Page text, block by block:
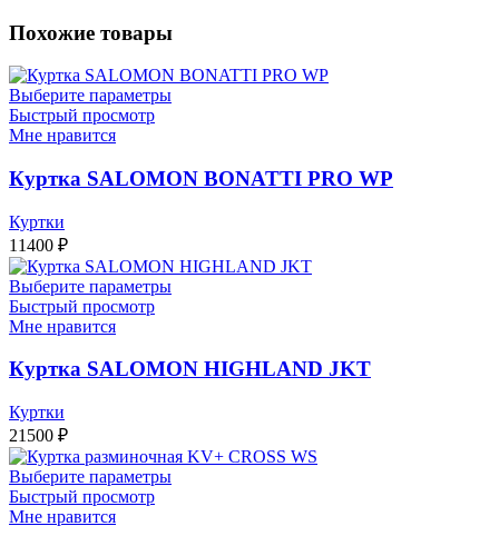
Похожие товары
Выберите параметры
Быстрый просмотр
Мне нравится
Куртка SALOMON BONATTI PRO WP
Куртки
11400 ₽
Выберите параметры
Быстрый просмотр
Мне нравится
Куртка SALOMON HIGHLAND JKT
Куртки
21500 ₽
Выберите параметры
Быстрый просмотр
Мне нравится